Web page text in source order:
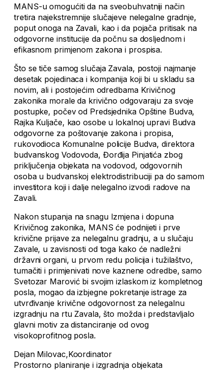
MANS-u omogućiti da na sveobuhvatniji način
tretira najekstremnije slučajeve nelegalne gradnje,
poput onoga na Zavali, kao i da pojača pritisak na
odgovorne institucije da počnu sa dosljednom i
efikasnom primjenom zakona i prospisa.
Što se tiče samog slučaja Zavala, postoji najmanje
desetak pojedinaca i kompanija koji bi u skladu sa
novim, ali i postojećim odredbama Krivičnog
zakonika morale da krivično odgovaraju za svoje
postupke, počev od Predsjednika Opštine Budva,
Rajka Kuljače, kao osobe u lokalnoj upravi Budva
odgovorne za poštovanje zakona i propisa,
rukovodioca Komunalne policije Budva, direktora
budvanskog Vodovoda, Đorđija Pinjatića zbog
priključenja objekata na vodovod, odgovornih
osoba u budvanskoj elektrodistribuciji pa do samom
investitora koji i dalje nelegalno izvodi radove na
Zavali.
Nakon stupanja na snagu Izmjena i dopuna
Krivičnog zakonika, MANS će podnijeti i prve
krivične prijave za nelegalnu gradnju, a u slučaju
Zavale, u zavisnosti od toga kako će nadležni
državni organi, u prvom redu policija i tužilaštvo,
tumačiti i primjenivati nove kaznene odredbe, samo
Svetozar Marović bi svojim izlaskom iz kompletnog
posla, mogao da izbjegne pokretanje istrage za
utvrđivanje krivične odgovornost za nelegalnu
izgradnju na rtu Zavala, što možda i predstavljalo
glavni motiv za distanciranje od ovog
visokoprofitnog posla.
Dejan Milovac,Koordinator
Prostorno planiranje i izgradnja objekata